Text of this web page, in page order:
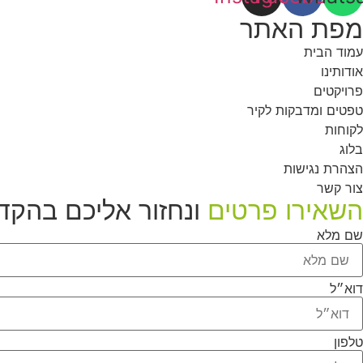
מפת האתר
עמוד הבית
אודותינו
פרויקטים
טפטים ומדבקות לקיר
לקוחות
בלוג
הצהרת נגישות
צור קשר
השאירו פרטים ונחזור אליכם
שם מלא
דוא״ל
טלפון